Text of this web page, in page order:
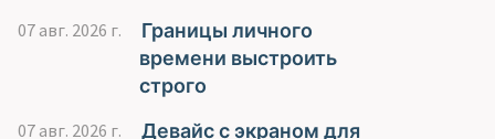
07 авг. 2026 г.
Границы личного
времени выстроить
строго
07 авг. 2026 г.
Девайс с экраном для